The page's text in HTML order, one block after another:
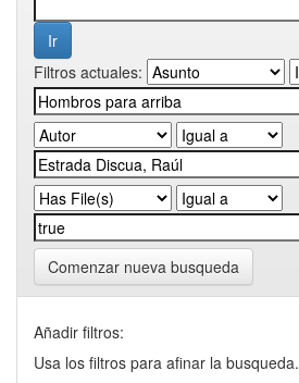
Filtros actuales:
Comenzar nueva busqueda
Añadir filtros:
Usa los filtros para afinar la busqueda.